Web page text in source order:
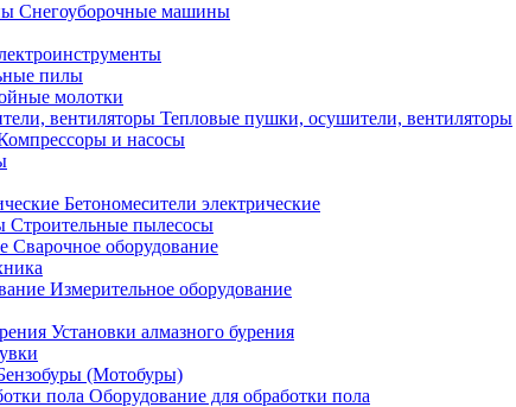
Снегоуборочные машины
пилы
молотки
Тепловые пушки, осушители, вентиляторы
и насосы
Бетономесители электрические
Строительные пылесосы
Сварочное оборудование
Измерительное оборудование
Установки алмазного бурения
(Мотобуры)
Оборудование для обработки пола